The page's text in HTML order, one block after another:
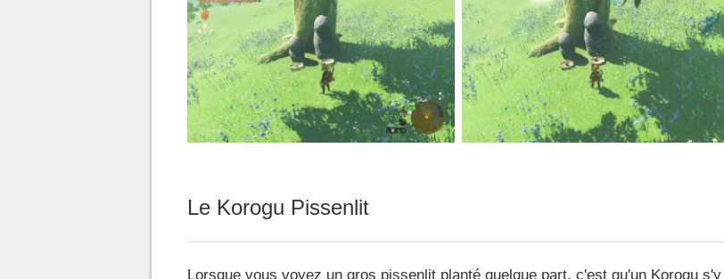
Le Korogu Pissenlit
Lorsque vous voyez un gros pissenlit planté quelque part, c'est qu'un Korogu s'y